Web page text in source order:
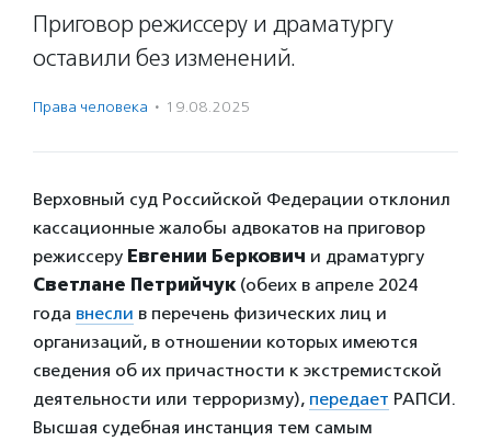
Приговор режиссеру и драматургу
оставили без изменений.
Права человека · 19.08.2025
Верховный суд Российской Федерации отклонил
кассационные жалобы адвокатов на приговор
режиссеру Евгении Беркович и драматургу
Светлане Петрийчук(обеих в апреле 2024
года внесли в перечень физических лиц и
организаций, в отношении которых имеются
сведения об их причастности к экстремистской
деятельности или терроризму), передает РАПСИ.
Высшая судебная инстанция тем самым